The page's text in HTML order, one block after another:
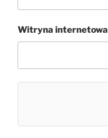
Witryna internetowa